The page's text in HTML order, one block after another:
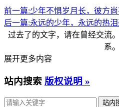
前一篇:少年不惧岁月长，彼方尚
后一篇:永远的少年，永远的热
过去了的文字，请在曾经交流
系。
展开更多内容
站内搜索 版权说明 »